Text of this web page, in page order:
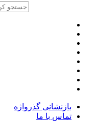
بازنشانی گذرواژه
تماس با ما